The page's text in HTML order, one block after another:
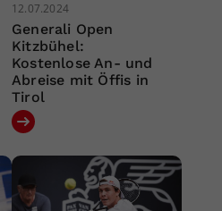
12.07.2024
Generali Open
Kitzbühel:
Kostenlose An- und
Abreise mit Öffis in
Tirol